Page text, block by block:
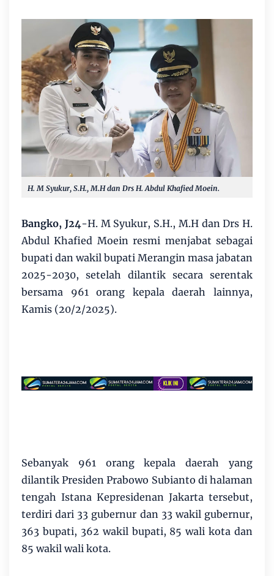
H. M Syukur, S.H., M.H dan Drs H. Abdul Khafied Moein.
Bangko, J24-H. M Syukur, S.H., M.H dan Drs H.
Abdul Khafied Moein resmi menjabat sebagai
bupati dan wakil bupati Merangin masa jabatan
2025-2030, setelah dilantik secara serentak
bersama 961 orang kepala daerah lainnya,
Kamis (20/2/2025).
Sebanyak 961 orang kepala daerah yang
dilantik Presiden Prabowo Subianto di halaman
tengah Istana Kepresidenan Jakarta tersebut,
terdiri dari 33 gubernur dan 33 wakil gubernur,
363 bupati, 362 wakil bupati, 85 wali kota dan
85 wakil wali kota.